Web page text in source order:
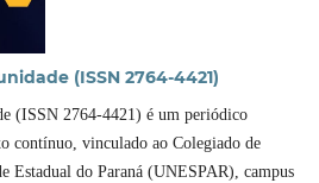
(ISSN 2764-4421)
(ISSN 2764-4421) é um periódico
contínuo, vinculado ao Colegiado de
Estadual do Paraná (UNESPAR), campus